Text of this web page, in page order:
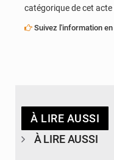
catégorique de cet acte
Suivez l'information
À LIRE AUSSI
À LIRE AUSSI